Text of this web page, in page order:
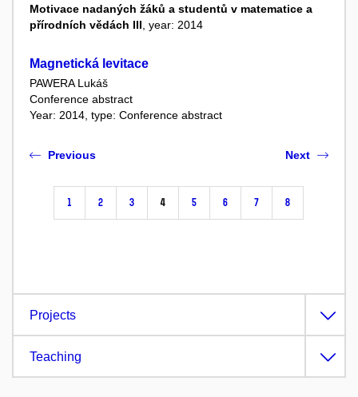
Motivace nadaných žáků a studentů v matematice a
přírodních vědách III , year: 2014
Magnetická levitace
PAWERA Lukáš
Conference abstract
Year: 2014, type: Conference abstract
Previous
1 2 3 4 5 6 7 8
Next
Projects
Teaching